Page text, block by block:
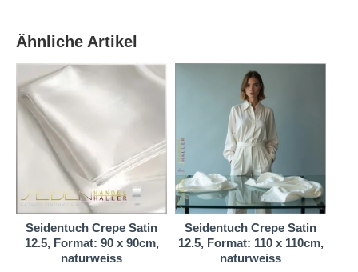
Satin-Seidentücher sind mehr als nur ein modisches
Accessoire. Sie sind ein Ausdruck von Stil und
Persönlichkeit. Ein Satin-Seidentuch kann ein
einfaches Outfit in etwas Besonderes verwandeln
und einen Hauch von Eleganz und Raffinesse
hinzufügen. Ob Sie es um den Hals tragen, um die
Schultern legen oder als Kopftuch verwenden, ein
Satin-Seidentuch ist immer ein Hingucker.
Ähnliche Artikel
Seidentuch Crepe Satin
12.5, Format: 90 x 90cm,
naturweiss
Seidentuch Crepe Satin
12.5, Format: 110 x 110cm,
naturweiss